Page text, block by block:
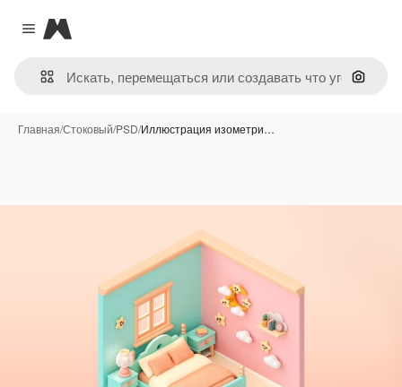
Close menu
Magnific
Поиск
Главная/Стоковый/PSD/Иллюстрация изометри…